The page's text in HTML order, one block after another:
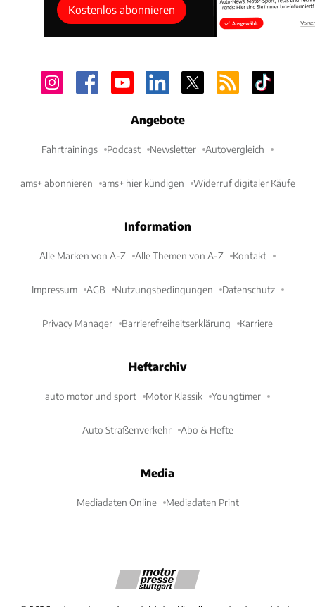
Kostenlos abonnieren
Angebote
Fahrtrainings Podcast Newsletter Autovergleich
ams+ abonnieren ams+ hier kündigen Widerruf digitaler Käufe
Information
Alle Marken von A-Z Alle Themen von A-Z Kontakt
Impressum AGB Nutzungsbedingungen Datenschutz
Privacy Manager Barrierefreiheitserklärung Karriere
Heftarchiv
auto motor und sport Motor Klassik Youngtimer
Auto Straßenverkehr Abo & Hefte
Media
Mediadaten Online Mediadaten Print